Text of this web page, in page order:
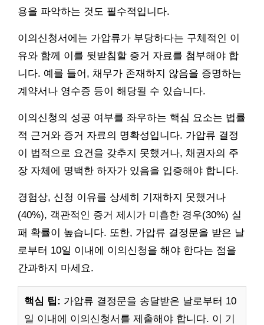
용을 파악하는 것도 필수적입니다.
이의신청서에는 가압류가 부당하다는 구체적인 이
유와 함께 이를 뒷받침할 증거 자료를 첨부해야 합
니다. 예를 들어, 채무가 존재하지 않음을 증명하는
계약서나 영수증 등이 해당될 수 있습니다.
이의신청의 성공 여부를 좌우하는 핵심 요소는 법률
적 근거와 증거 자료의 명확성입니다. 가압류 결정
이 법적으로 요건을 갖추지 못했거나, 채권자의 주
장 자체에 명백한 하자가 있음을 입증해야 합니다.
경험상, 신청 이유를 상세히 기재하지 못했거나
(40%), 객관적인 증거 제시가 미흡한 경우(30%) 실
패 확률이 높습니다. 또한, 가압류 결정문을 받은 날
로부터 10일 이내에 이의신청을 해야 한다는 점을
간과하지 마세요.
핵심 팁: 가압류 결정문을 송달받은 날로부터 10
일 이내에 이의신청서를 제출해야 합니다. 이 기